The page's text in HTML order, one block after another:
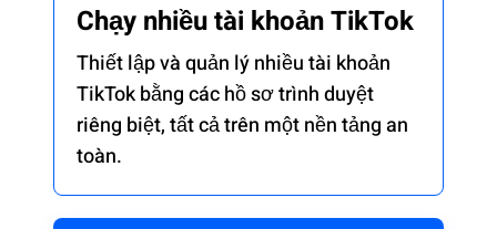
Chạy nhiều tài khoản TikTok
Thiết lập và quản lý nhiều tài khoản
TikTok bằng các hồ sơ trình duyệt
riêng biệt, tất cả trên một nền tảng an
toàn.